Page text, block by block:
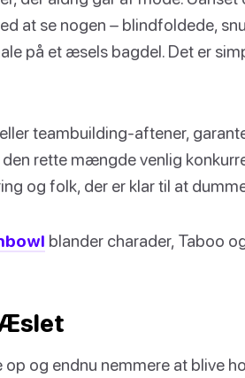
at se nogen – blindfoldede,
på et æsels bagdel. Det er
teambuilding-aftener,
rette mængde venlig
og folk, der er klar til at
blander charader, Taboo
Æslet
og endnu nemmere at blive